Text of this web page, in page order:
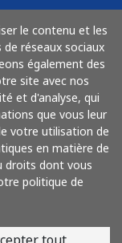
le contenu et les
réseaux sociaux
également des
site avec nos
et d'analyse, qui
que vous leur
votre utilisation de
en matière de
droits dont vous
politique de
tout